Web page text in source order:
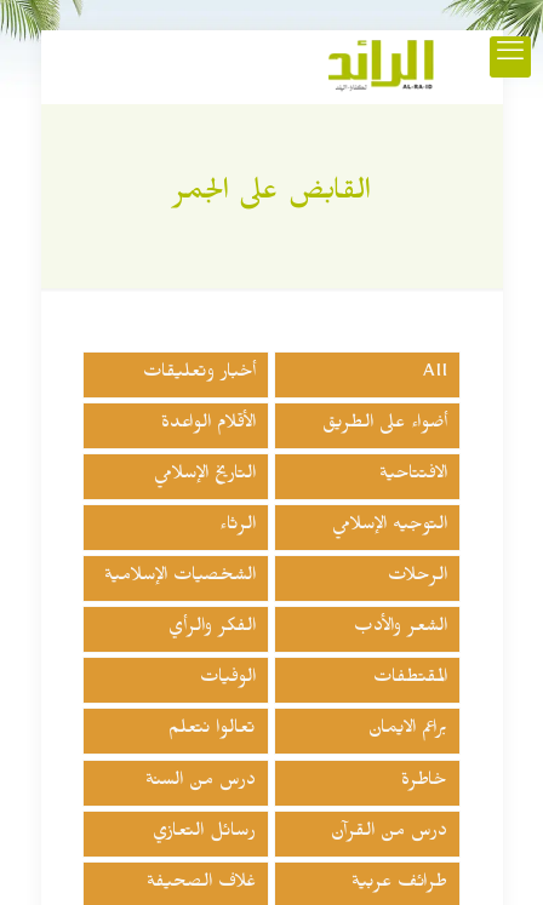
القابض على الجمر
All أخبار وتعليقات
أضواء على الطريق الأقلام الواعدة
الافتتاحية التاريخ الإسلامي
التوجيه الإسلامي الرثاء
الرحلات الشخصيات الإسلامية
الشعر والأدب الفكر والرأي
المقتطفات الوفيات
براعم الايمان تعالوا نتعلم
خاطرة درس من السنة
درس من القرآن رسائل التعازي
طرائف عربية غلاف الصحيفة